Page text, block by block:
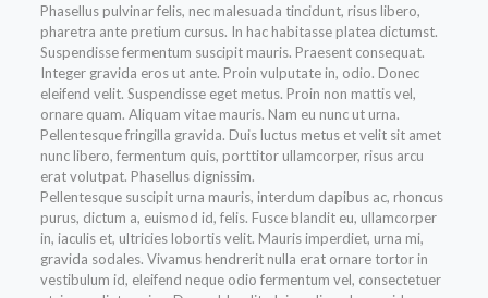
Phasellus pulvinar felis, nec malesuada tincidunt, risus libero,
pharetra ante pretium cursus. In hac habitasse platea dictumst.
Suspendisse fermentum suscipit mauris. Praesent consequat.
Integer gravida eros ut ante. Proin vulputate in, odio. Donec
eleifend velit. Suspendisse eget metus. Proin non mattis vel,
ornare quam. Aliquam vitae mauris. Nam eu nunc ut urna.
Pellentesque fringilla gravida. Duis luctus metus et velit sit amet
nunc libero, fermentum quis, porttitor ullamcorper, risus arcu
erat volutpat. Phasellus dignissim.
Pellentesque suscipit urna mauris, interdum dapibus ac, rhoncus
purus, dictum a, euismod id, felis. Fusce blandit eu, ullamcorper
in, iaculis et, ultricies lobortis velit. Mauris imperdiet, urna mi,
gravida sodales. Vivamus hendrerit nulla erat ornare tortor in
vestibulum id, eleifend neque odio fermentum vel, consectetuer